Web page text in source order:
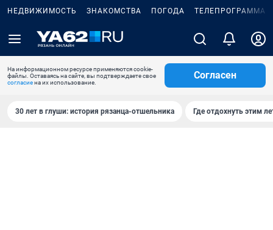
НЕДВИЖИМОСТЬ ЗНАКОМСТВА ПОГОДА ТЕЛЕПРОГРАММА
На информационном ресурсе применяются cookie-
файлы. Оставаясь на сайте, вы подтверждаете свое
согласиена их использование.
Согласен
30 лет в глуши: история рязанца-отшельника Где отдохнуть этим